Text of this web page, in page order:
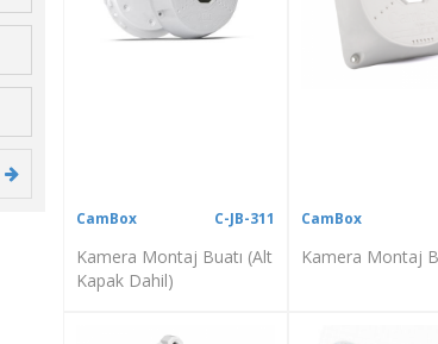
C-JB-311
CamBox
Kamera Montaj Buatı (Alt
Kapak Dahil)
CamBox
Kamera Montaj